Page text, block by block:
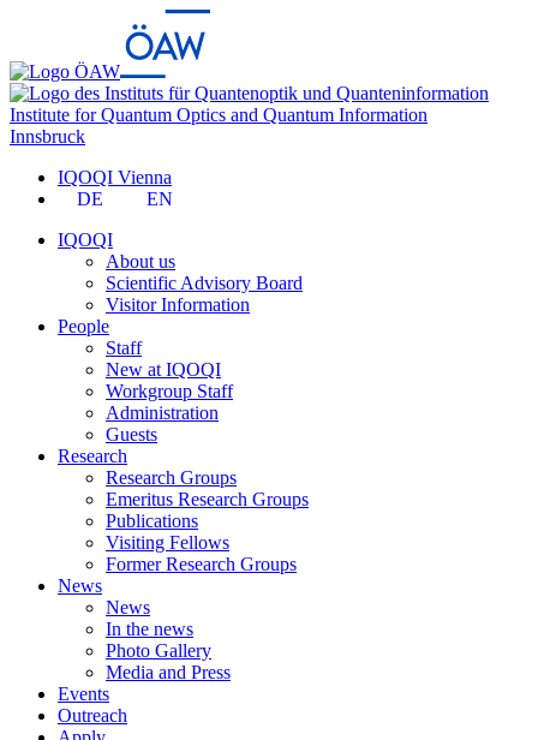
Institute for Quantum Optics and Quantum Information
Innsbruck
IQOQI Vienna
DE
EN
IQOQI
About us
Scientific Advisory Board
Visitor Information
People
Staff
New at IQOQI
Workgroup Staff
Administration
Guests
Research
Research Groups
Emeritus Research Groups
Publications
Visiting Fellows
Former Research Groups
News
News
In the news
Photo Gallery
Media and Press
Events
Outreach